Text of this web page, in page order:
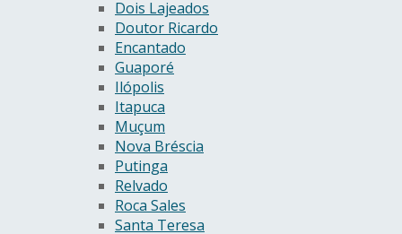
Dois Lajeados
Doutor Ricardo
Encantado
Guaporé
Ilópolis
Itapuca
Muçum
Nova Bréscia
Putinga
Relvado
Roca Sales
Santa Teresa